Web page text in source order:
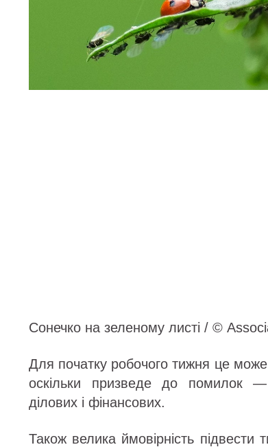
Сонечко на зеленому листі / ©
Для початку робочого тижня це
оскільки призведе до помилок
ділових і фінансових.
Також велика ймовірність підвести